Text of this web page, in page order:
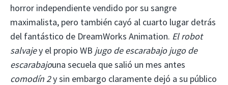
horror independiente vendido por su sangre
maximalista, pero también cayó al cuarto lugar detrás
del fantástico de DreamWorks Animation. El robot
salvajey el propio WB jugo de escarabajo jugo de
escarabajouna secuela que salió un mes antes
comodín 2y sin embargo claramente dejó a su público